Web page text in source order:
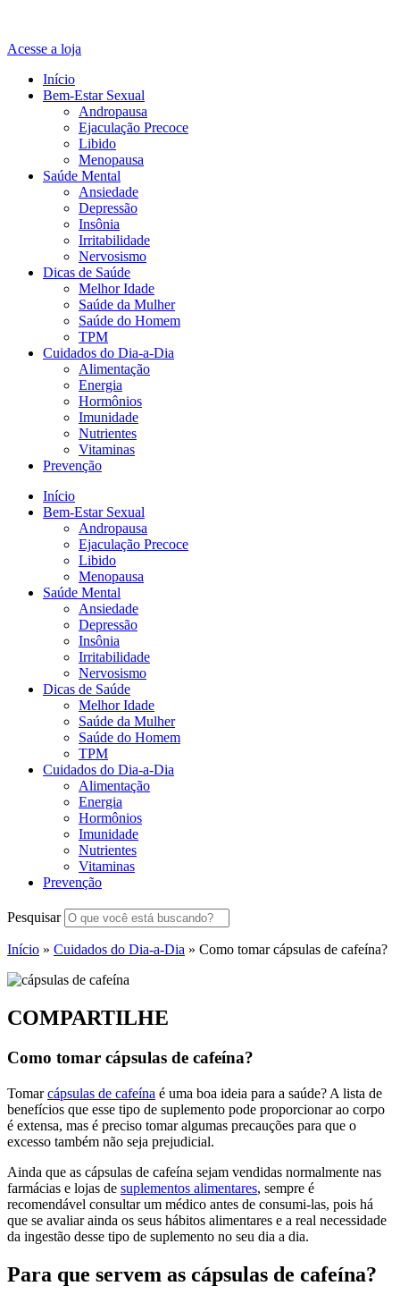
Acesse a loja
Início
Bem-Estar Sexual
Andropausa
Ejaculação Precoce
Libido
Menopausa
Saúde Mental
Ansiedade
Depressão
Insônia
Irritabilidade
Nervosismo
Dicas de Saúde
Melhor Idade
Saúde da Mulher
Saúde do Homem
TPM
Cuidados do Dia-a-Dia
Alimentação
Energia
Hormônios
Imunidade
Nutrientes
Vitaminas
Prevenção
Início
Bem-Estar Sexual
Andropausa
Ejaculação Precoce
Libido
Menopausa
Saúde Mental
Ansiedade
Depressão
Insônia
Irritabilidade
Nervosismo
Dicas de Saúde
Melhor Idade
Saúde da Mulher
Saúde do Homem
TPM
Cuidados do Dia-a-Dia
Alimentação
Energia
Hormônios
Imunidade
Nutrientes
Vitaminas
Prevenção
Pesquisar
Início » Cuidados do Dia-a-Dia » Como tomar cápsulas de cafeína?
COMPARTILHE
Como tomar cápsulas de cafeína?
Tomarcápsulas de cafeína é uma boa ideia para a saúde? A lista de
benefícios que esse tipo de suplemento pode proporcionar ao corpo
é extensa, mas é preciso tomar algumas precauções para que o
excesso também não seja prejudicial.
Ainda que as cápsulas de cafeína sejam vendidas normalmente nas
farmácias e lojas de suplementos alimentares, sempre é
recomendável consultar um médico antes de consumi-las, pois há
que se avaliar ainda os seus hábitos alimentares e a real necessidade
da ingestão desse tipo de suplemento no seu dia a dia.
Para que servem as cápsulas de cafeína?